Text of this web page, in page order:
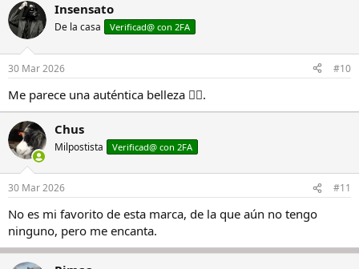
Insensato
De la casa Verificad@ con 2FA
30 Mar 2026 #10
Me parece una auténtica belleza 👌🏻.
Chus
Milpostista Verificad@ con 2FA
30 Mar 2026 #11
No es mi favorito de esta marca, de la que aún no tengo
ninguno, pero me encanta.